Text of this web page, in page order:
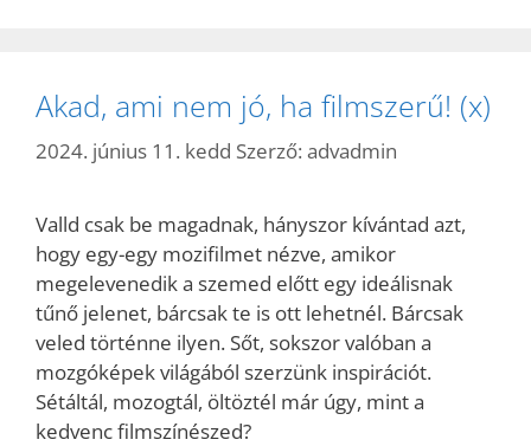
Akad, ami nem jó, ha filmszerű! (x)
2024. június 11. kedd Szerző: advadmin
Valld csak be magadnak, hányszor kívántad azt,
hogy egy-egy mozifilmet nézve, amikor
megelevenedik a szemed előtt egy ideálisnak
tűnő jelenet, bárcsak te is ott lehetnél. Bárcsak
veled történne ilyen. Sőt, sokszor valóban a
mozgóképek világából szerzünk inspirációt.
Sétáltál, mozogtál, öltöztél már úgy, mint a
kedvenc filmszínészed?